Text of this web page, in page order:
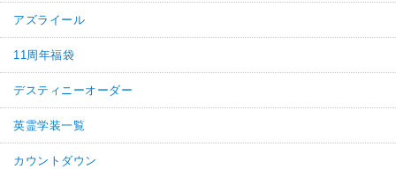
は出るので必ずしもクリティカル編成でなくてもよさそうでした。
アズライール
11周年福袋
デスティニーオーダー
英霊学装一覧
カウントダウン